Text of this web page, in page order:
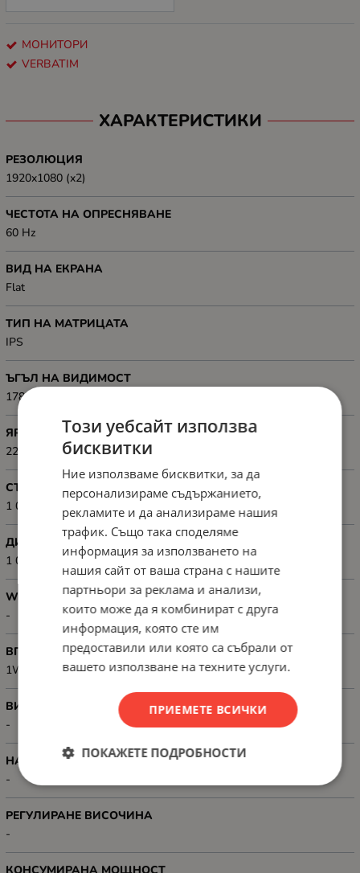
МОНИТОРИ
VERBATIM
ХАРАКТЕРИСТИКИ
РЕЗОЛЮЦИЯ
1920x1080 (x2)
ЧЕСТОТА НА ОПРЕСНЯВАНЕ
60 Hz
ВИД НА ЕКРАНА
Flat
ТИП НА МАТРИЦАТА
IPS
ЪГЪЛ НА ВИДИМОСТ
178° / 178°
ЯРКОСТ
220-250cd/m2
СТАТИЧЕН КОНТРАСТ
1 000:1
ДИНАМИЧЕН КОНТРАСТ
1 000:1
WEB КАМЕРА
-
ВГРАДЕНИ ГОВОРИТЕЛИ
1W x2
ВИДЕО ПОРТОВЕ
-
НАКЛАНЯНЕ/TILT
-
РЕГУЛИРАНЕ ВИСОЧИНА
-
Този уебсайт използва
бисквитки
Ние използваме бисквитки, за да
персонализираме съдържанието,
рекламите и да анализираме нашия
трафик. Също така споделяме
информация за използването на
нашия сайт от ваша страна с нашите
партньори за реклама и анализи,
които може да я комбинират с друга
информация, която сте им
предоставили или която са събрали от
вашето използване на техните услуги.
ПРИЕМЕТЕ ВСИЧКИ
ПОКАЖЕТЕ ПОДРОБНОСТИ